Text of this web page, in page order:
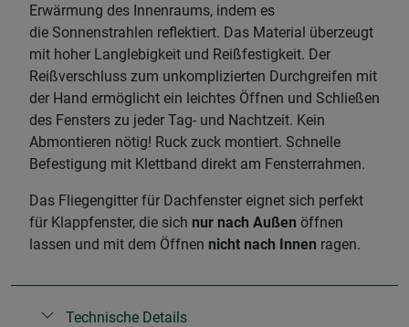
Erwärmung des Innenraums, indem es
die Sonnenstrahlen reflektiert. Das Material überzeugt
mit hoher Langlebigkeit und Reißfestigkeit. Der
Reißverschluss zum unkomplizierten Durchgreifen mit
der Hand ermöglicht ein leichtes Öffnen und Schließen
des Fensters zu jeder Tag- und Nachtzeit. Kein
Abmontieren nötig! Ruck zuck montiert. Schnelle
Befestigung mit Klettband direkt am Fensterrahmen.
Das Fliegengitter für Dachfenster eignet sich perfekt
für Klappfenster, die sich nur nach Außen öffnen
lassen und mit dem Öffnen nicht nach Innen ragen.
Technische Details